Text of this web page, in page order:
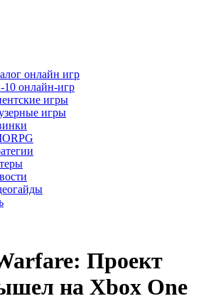
онлайн игр
10 онлайн-игр
игры
игры
Проект
на Xbox One